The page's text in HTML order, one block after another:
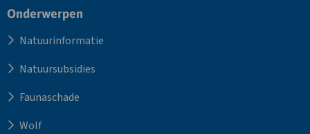
Site
Onderwerpen
Natuurinformatie
Natuursubsidies
Faunaschade
Wolf